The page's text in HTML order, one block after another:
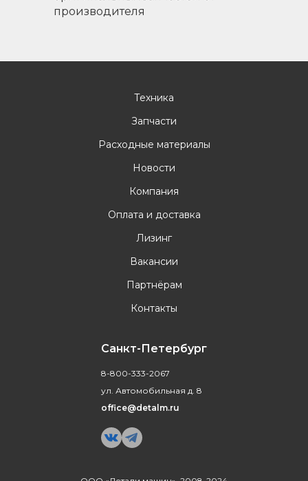
производителя
Техника
Запчасти
Расходные материалы
Новости
Компания
Оплата и доставка
Лизинг
Вакансии
Партнёрам
Контакты
Санкт-Петербург
8-800-333-2067
ул. Автомобильная д. 8
office@detalm.ru